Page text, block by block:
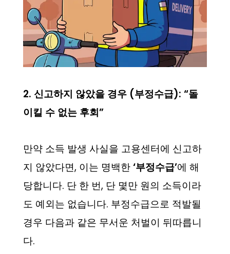
2. 신고하지 않았을 경우 (부정수급): “돌
이킬 수 없는 후회”
만약 소득 발생 사실을 고용센터에 신고하
지 않았다면, 이는 명백한‘부정수급’에 해
당합니다. 단 한 번, 단 몇만 원의 소득이라
도 예외는 없습니다. 부정수급으로 적발될
경우 다음과 같은 무서운 처벌이 뒤따릅니
다.